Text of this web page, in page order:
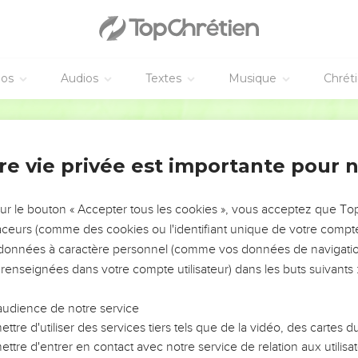
Audios Textes Musique
© Le Projet Biblique
traite une affaire privée. Elle est un plaidoyer en faveur
auprès de Paul après s’être enfui de chez son maître,
l’an 62, lors de sa première captivité romaine. Ce billet
lettre aux Colossiens dont *Tychique était le porteur (Col 4.7-
de l’attitude du chrétien du premier siècle envers
au maître chrétien, il lui demande seulement de tirer les
et Luther pouvait dire : « Paul imite auprès de Philémon
a fait en notre faveur auprès de son Père » : il compatit
dettes (18,19).
vie privée est importante pour
le bouton « Accepter tous les cookies », vous acceptez que
(comme des cookies ou l'identifiant unique de votre
à caractère personnel (comme vos données de
dans votre compte utilisateur) dans les buts suivants :
de notre service
d'utiliser des services tiers tels que de la vidéo, des cartes
d'entrer en contact avec notre service de relation aux